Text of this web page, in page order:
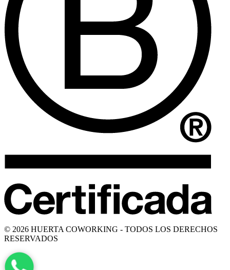
© 2026 HUERTA COWORKING - TODOS LOS DERECHOS
RESERVADOS